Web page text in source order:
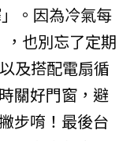
。因為冷氣每
也別忘了定期
及搭配電扇循
關好門窗，避
步唷！最後台